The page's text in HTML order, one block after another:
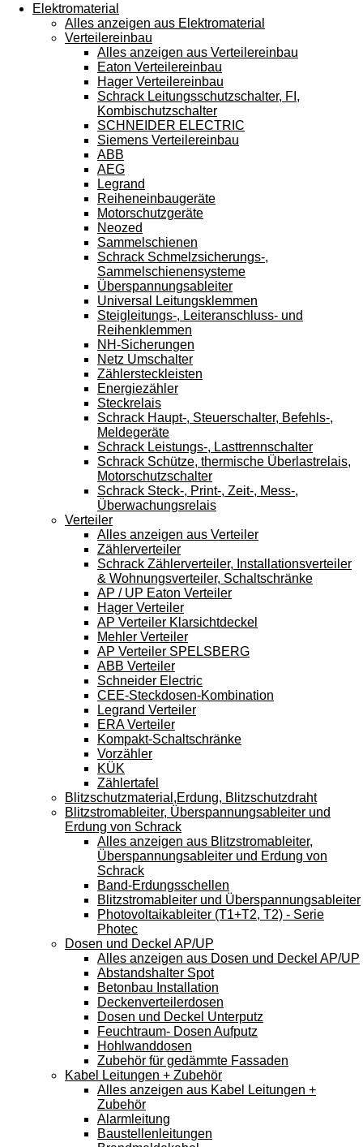
Elektromaterial
Alles anzeigen aus Elektromaterial
Verteilereinbau
Alles anzeigen aus Verteilereinbau
Eaton Verteilereinbau
Hager Verteilereinbau
Schrack Leitungsschutzschalter, FI,
Kombischutzschalter
SCHNEIDER ELECTRIC
Siemens Verteilereinbau
ABB
AEG
Legrand
Reiheneinbaugeräte
Motorschutzgeräte
Neozed
Sammelschienen
Schrack Schmelzsicherungs-,
Sammelschienensysteme
Überspannungsableiter
Universal Leitungsklemmen
Steigleitungs-, Leiteranschluss- und
Reihenklemmen
NH-Sicherungen
Netz Umschalter
Zählersteckleisten
Energiezähler
Steckrelais
Schrack Haupt-, Steuerschalter, Befehls-,
Meldegeräte
Schrack Leistungs-, Lasttrennschalter
Schrack Schütze, thermische Überlastrelais,
Motorschutzschalter
Schrack Steck-, Print-, Zeit-, Mess-,
Überwachungsrelais
Verteiler
Alles anzeigen aus Verteiler
Zählerverteiler
Schrack Zählerverteiler, Installationsverteiler
& Wohnungsverteiler, Schaltschränke
AP / UP Eaton Verteiler
Hager Verteiler
AP Verteiler Klarsichtdeckel
Mehler Verteiler
AP Verteiler SPELSBERG
ABB Verteiler
Schneider Electric
CEE-Steckdosen-Kombination
Legrand Verteiler
ERA Verteiler
Kompakt-Schaltschränke
Vorzähler
KÜK
Zählertafel
Blitzschutzmaterial,Erdung, Blitzschutzdraht
Blitzstromableiter, Überspannungsableiter und
Erdung von Schrack
Alles anzeigen aus Blitzstromableiter,
Überspannungsableiter und Erdung von
Schrack
Band-Erdungsschellen
Blitzstromableiter und Überspannungsableiter
Photovoltaikableiter (T1+T2, T2) - Serie
Photec
Dosen und Deckel AP/UP
Alles anzeigen aus Dosen und Deckel AP/UP
Abstandshalter Spot
Betonbau Installation
Deckenverteilerdosen
Dosen und Deckel Unterputz
Feuchtraum- Dosen Aufputz
Hohlwanddosen
Zubehör für gedämmte Fassaden
Kabel Leitungen + Zubehör
Alles anzeigen aus Kabel Leitungen +
Zubehör
Alarmleitung
Baustellenleitungen